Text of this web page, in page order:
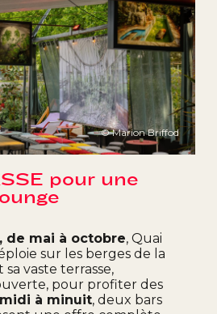
© Marion Briffod
pour une
de mai à octobre, Quai
sur les berges de la
vaste terrasse,
pour profiter des
midi à minuit, deux bars